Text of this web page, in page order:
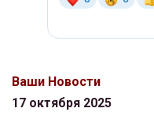
Ваши Новости
17 октября 2025